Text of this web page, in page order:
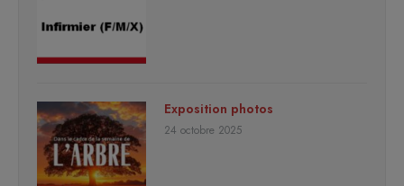
Exposition photos
24 octobre 2025